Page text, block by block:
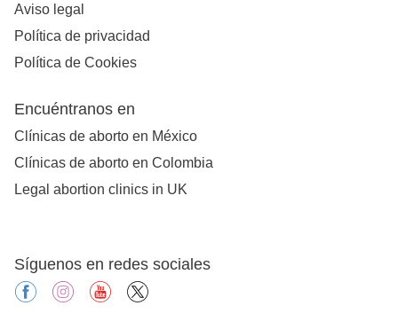
Aviso legal
Política de privacidad
Política de Cookies
Encuéntranos en
Clínicas de aborto en México
Clínicas de aborto en Colombia
Legal abortion clinics in UK
Síguenos en redes sociales
facebookinstagramyoutube